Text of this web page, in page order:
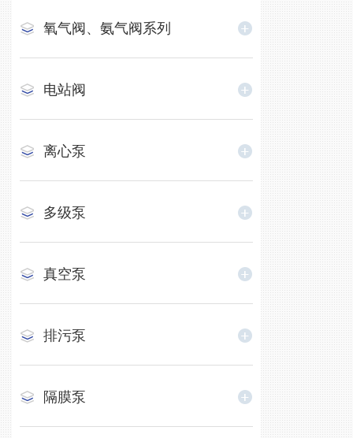
氧气阀、氨气阀系列
电站阀
离心泵
多级泵
真空泵
排污泵
隔膜泵